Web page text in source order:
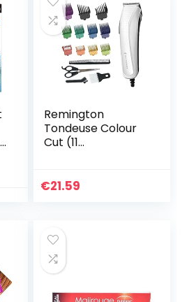
Remington
Tondeuse Colour
Cut (11
25mm, Met Snoer,
€21.59